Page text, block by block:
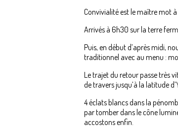
Convivialité est le maître mot
Arrivés à 6h30 sur la terre
Puis, en début d’après midi,
traditionnel avec au menu :
Le trajet du retour passe très
de travers jusqu’à la latitude
4 éclats blancs dans la
par tomber dans le cône
accostons enfin.